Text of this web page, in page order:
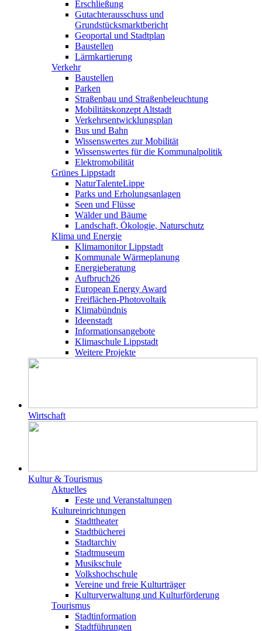
Erschließung
Gutachterausschuss und
Grundstücksmarktbericht
Geoportal und Stadtplan
Baustellen
Lärmkartierung
Verkehr
Baustellen
Parken
Straßenbau und Straßenbeleuchtung
Mobilitätskonzept Altstadt
Verkehrsentwicklungsplan
Bus und Bahn
Wissenswertes zur Mobilität
Wissenswertes für die Kommunalpolitik
Elektromobilität
Grünes Lippstadt
NaturTalenteLippe
Parks und Erholungsanlagen
Seen und Flüsse
Wälder und Bäume
Landschaft, Ökologie, Naturschutz
Klima und Energie
Klimamonitor Lippstadt
Kommunale Wärmeplanung
Energieberatung
Aufbruch26
European Energy Award
Freiflächen-Photovoltaik
Klimabündnis
Ideenstadt
Informationsangebote
Klimaschule Lippstadt
Weitere Projekte
Wirtschaft
Kultur & Tourismus
Aktuelles
Feste und Veranstaltungen
Kultureinrichtungen
Stadttheater
Stadtbücherei
Stadtarchiv
Stadtmuseum
Musikschule
Volkshochschule
Vereine und freie Kulturträger
Kulturverwaltung und Kulturförderung
Tourismus
Stadtinformation
Stadtführungen